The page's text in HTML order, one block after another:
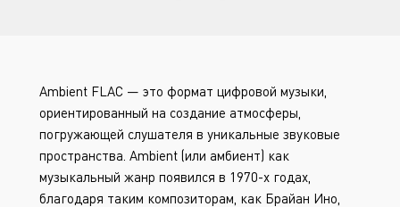
Ambient FLAC — это формат цифровой музыки,
ориентированный на создание атмосферы,
погружающей слушателя в уникальные звуковые
пространства. Ambient (или амбиент) как
музыкальный жанр появился в 1970-х годах,
благодаря таким композиторам, как Брайан Ино,